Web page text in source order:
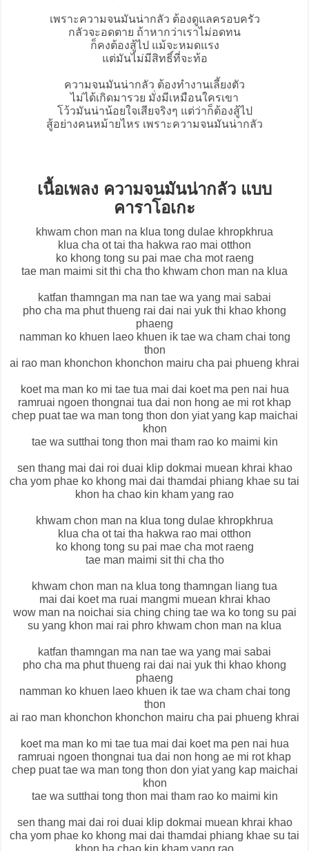
เพราะความจนมันน่ากลัว ต้องดูแลครอบครัว
กลัวจะอดตาย ถ้าหากว่าเราไม่อดทน
ก็คงต้องสู้ไป แม้จะหมดแรง
แต่มันไม่มีสิทธิ์ที่จะท้อ
ความจนมันน่ากลัว ต้องทำงานเลี้ยงตัว
ไม่ได้เกิดมารวย มั่งมีเหมือนใครเขา
โว้วมันน่าน้อยใจเสียจริงๆ แต่ว่าก็ต้องสู้ไป
สู้อย่างคนหม้ายไหร เพราะความจนมันน่ากลัว
เนื้อเพลง ความจนมันน่ากลัว แบบ
คาราโอเกะ
khwam chon man na klua tong dulae khropkhrua
klua cha ot tai tha hakwa rao mai otthon
ko khong tong su pai mae cha mot raeng
tae man maimi sit thi cha tho khwam chon man na klua
katfan thamngan ma nan tae wa yang mai sabai
pho cha ma phut thueng rai dai nai yuk thi khao khong
phaeng
namman ko khuen laeo khuen ik tae wa cham chai tong
thon
ai rao man khonchon khonchon mairu cha pai phueng khrai
koet ma man ko mi tae tua mai dai koet ma pen nai hua
ramruai ngoen thongnai tua dai non hong ae mi rot khap
chep puat tae wa man tong thon don yiat yang kap maichai
khon
tae wa sutthai tong thon mai tham rao ko maimi kin
sen thang mai dai roi duai klip dokmai muean khrai khao
cha yom phae ko khong mai dai thamdai phiang khae su tai
khon ha chao kin kham yang rao
khwam chon man na klua tong dulae khropkhrua
klua cha ot tai tha hakwa rao mai otthon
ko khong tong su pai mae cha mot raeng
tae man maimi sit thi cha tho
khwam chon man na klua tong thamngan liang tua
mai dai koet ma ruai mangmi muean khrai khao
wow man na noichai sia ching ching tae wa ko tong su pai
su yang khon mai rai phro khwam chon man na klua
katfan thamngan ma nan tae wa yang mai sabai
pho cha ma phut thueng rai dai nai yuk thi khao khong
phaeng
namman ko khuen laeo khuen ik tae wa cham chai tong
thon
ai rao man khonchon khonchon mairu cha pai phueng khrai
koet ma man ko mi tae tua mai dai koet ma pen nai hua
ramruai ngoen thongnai tua dai non hong ae mi rot khap
chep puat tae wa man tong thon don yiat yang kap maichai
khon
tae wa sutthai tong thon mai tham rao ko maimi kin
sen thang mai dai roi duai klip dokmai muean khrai khao
cha yom phae ko khong mai dai thamdai phiang khae su tai